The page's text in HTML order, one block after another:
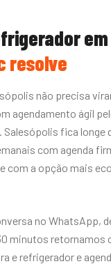
em
resolve
não precisa
agendamento ágil
fica longe
com agenda
com a opção mais
no WhatsApp,
minutos retornamos
e refrigerador e